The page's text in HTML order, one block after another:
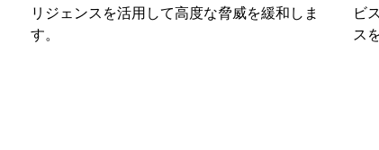
リジェンスを活用して高度な脅威を緩和しま
す。
ビ
ス